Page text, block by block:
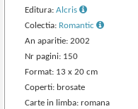
Editura:Alcris
Colectia: Romantic
An aparitie: 2002
Nr pagini: 150
Format: 13 x 20 cm
Coperti: brosate
Carte in limba: romana